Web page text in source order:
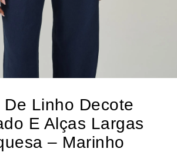
De Linho Decote
E Alças Largas
– Marinho